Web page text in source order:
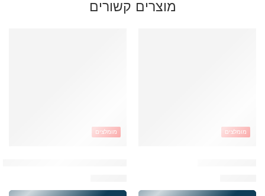
מוצרים קשורים
מומלצים מומלצים